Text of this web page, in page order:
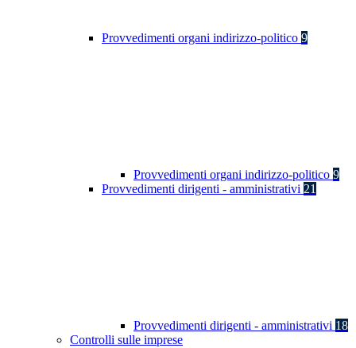
Provvedimenti organi indirizzo-politico 9
Provvedimenti organi indirizzo-politico 9
Provvedimenti dirigenti - amministrativi 21
Provvedimenti dirigenti - amministrativi 18
Controlli sulle imprese